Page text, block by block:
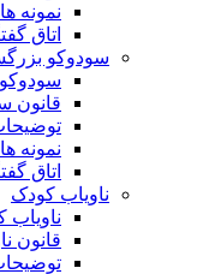
نمونه
اتاق
سودوکو
قانون
نمونه
اتاق
ناویاب کودک
قانون